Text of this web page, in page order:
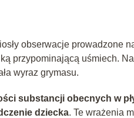
obserwacje prowadzone
przypominającą uśmiech.
wyraz grymasu.
substancji obecnych w
dziecka. Te wrażenia